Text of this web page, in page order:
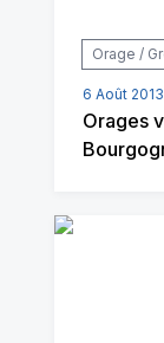
Orage /
6 Août 2013
Orages